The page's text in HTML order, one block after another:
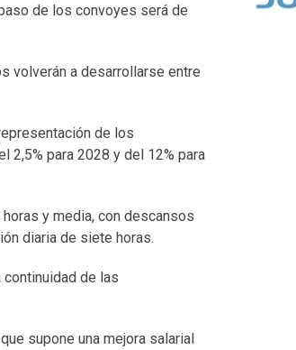
de los convoyes será de
volverán a desarrollarse entre
de los
2,5% para 2028 y del 12% para
y media, con descansos
diaria de siete horas.
de las
supone una mejora salarial